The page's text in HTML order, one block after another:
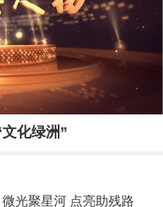
化绿洲”
光聚星河 点亮助残路